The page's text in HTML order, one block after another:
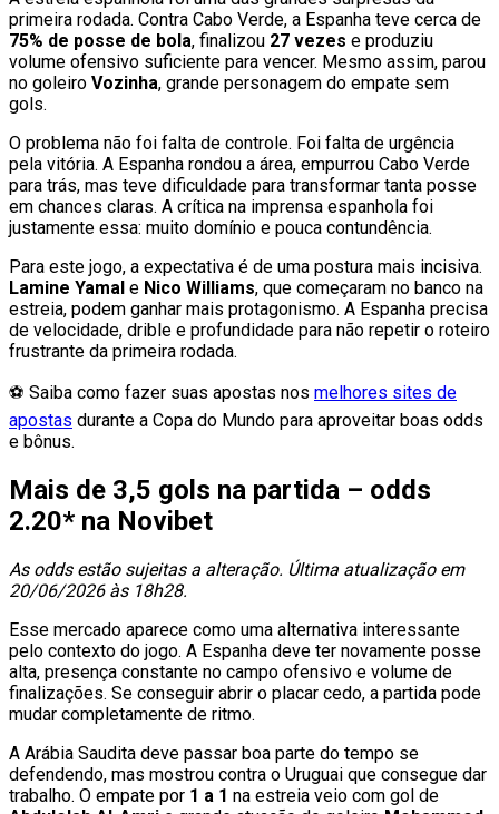
primeira rodada. Contra Cabo Verde, a Espanha teve cerca de
75% de posse de bola, finalizou 27 vezes e produziu
volume ofensivo suficiente para vencer. Mesmo assim, parou
no goleiro Vozinha, grande personagem do empate sem
gols.
O problema não foi falta de controle. Foi falta de urgência
pela vitória. A Espanha rondou a área, empurrou Cabo Verde
para trás, mas teve dificuldade para transformar tanta posse
em chances claras. A crítica na imprensa espanhola foi
justamente essa: muito domínio e pouca contundência.
Para este jogo, a expectativa é de uma postura mais incisiva.
Lamine Yamal e Nico Williams, que começaram no banco na
estreia, podem ganhar mais protagonismo. A Espanha precisa
de velocidade, drible e profundidade para não repetir o roteiro
frustrante da primeira rodada.
⚽ Saiba como fazer suas apostas nos melhores sites de
apostas durante a Copa do Mundo para aproveitar boas odds
e bônus.
Mais de 3,5 gols na partida – odds
2.20* na Novibet
As odds estão sujeitas a alteração. Última atualização em
20/06/2026 às 18h28.
Esse mercado aparece como uma alternativa interessante
pelo contexto do jogo. A Espanha deve ter novamente posse
alta, presença constante no campo ofensivo e volume de
finalizações. Se conseguir abrir o placar cedo, a partida pode
mudar completamente de ritmo.
A Arábia Saudita deve passar boa parte do tempo se
defendendo, mas mostrou contra o Uruguai que consegue dar
trabalho. O empate por 1 a 1 na estreia veio com gol de